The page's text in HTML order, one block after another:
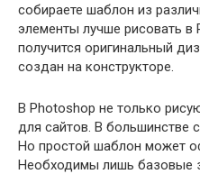
собираете шаблон из
элементы лучше рисовать в
получится оригинальный
создан на конструкторе.
В Photoshop не только
для сайтов. В большинстве
Но простой шаблон может
Необходимы лишь базовые